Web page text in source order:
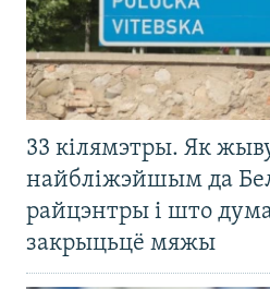
33 кілямэтры. Як
найбліжэйшым да
райцэнтры і што
закрыцьцё мяжы